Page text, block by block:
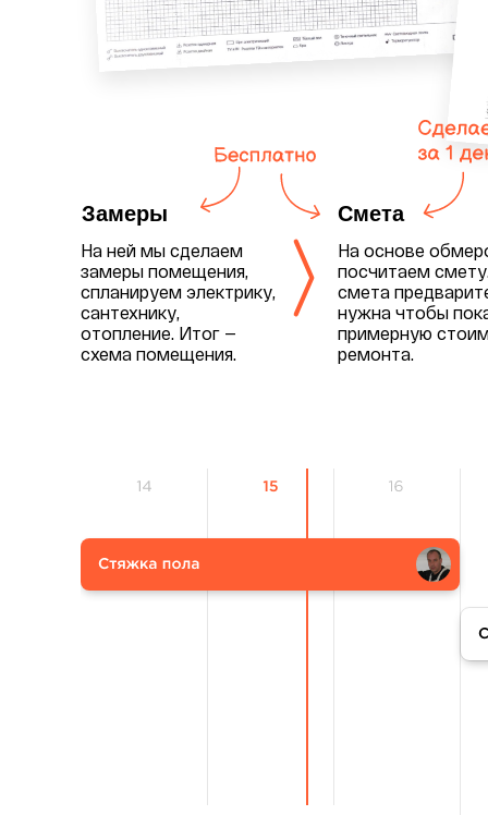
Замеры Смета
На ней мы сделаем
замеры помещения,
спланируем электрику,
сантехнику,
отопление. Итог —
схема помещения.
На основе
посчитаем
смета
нужна чтобы
примерную
ремонта.